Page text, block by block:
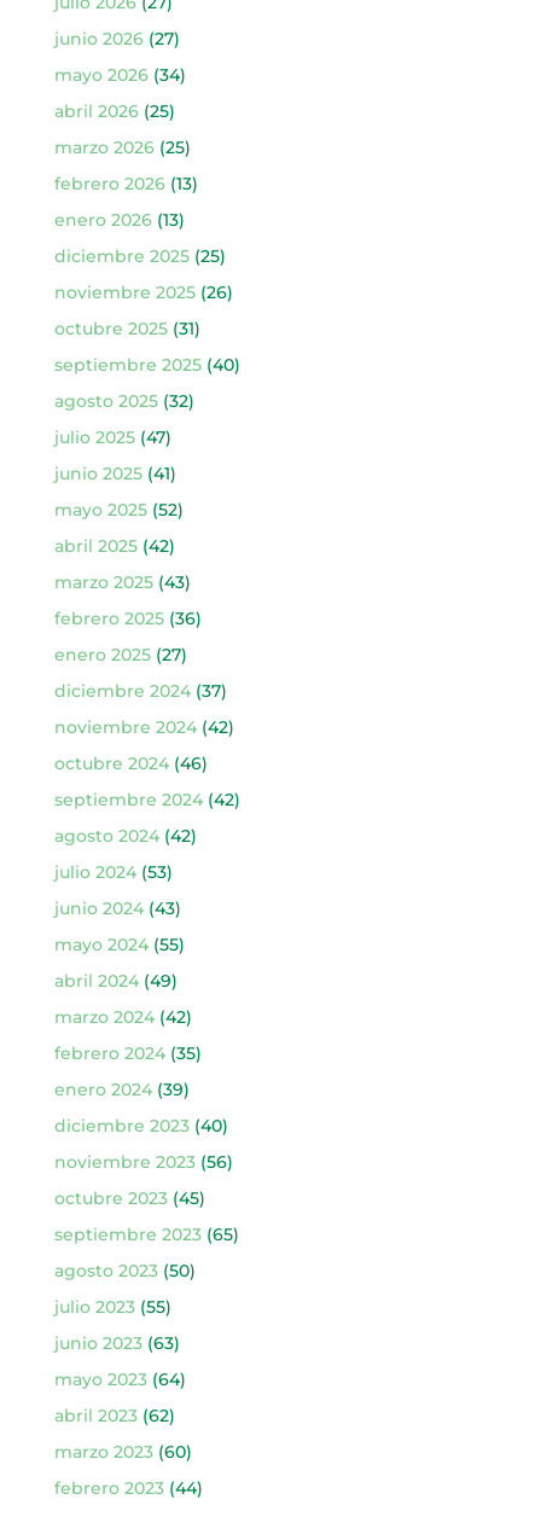
junio 2026(27)
mayo 2026(34)
abril 2026(25)
marzo 2026(25)
febrero 2026(13)
enero 2026(13)
diciembre 2025(25)
noviembre 2025(26)
octubre 2025(31)
septiembre 2025(40)
agosto 2025(32)
julio 2025(47)
junio 2025(41)
mayo 2025(52)
abril 2025(42)
marzo 2025(43)
febrero 2025(36)
enero 2025(27)
diciembre 2024(37)
noviembre 2024(42)
octubre 2024(46)
septiembre 2024(42)
agosto 2024(42)
julio 2024(53)
junio 2024(43)
mayo 2024(55)
abril 2024(49)
marzo 2024(42)
febrero 2024(35)
enero 2024(39)
diciembre 2023(40)
noviembre 2023(56)
octubre 2023(45)
septiembre 2023(65)
agosto 2023(50)
julio 2023(55)
junio 2023(63)
mayo 2023(64)
abril 2023(62)
marzo 2023(60)
febrero 2023(44)